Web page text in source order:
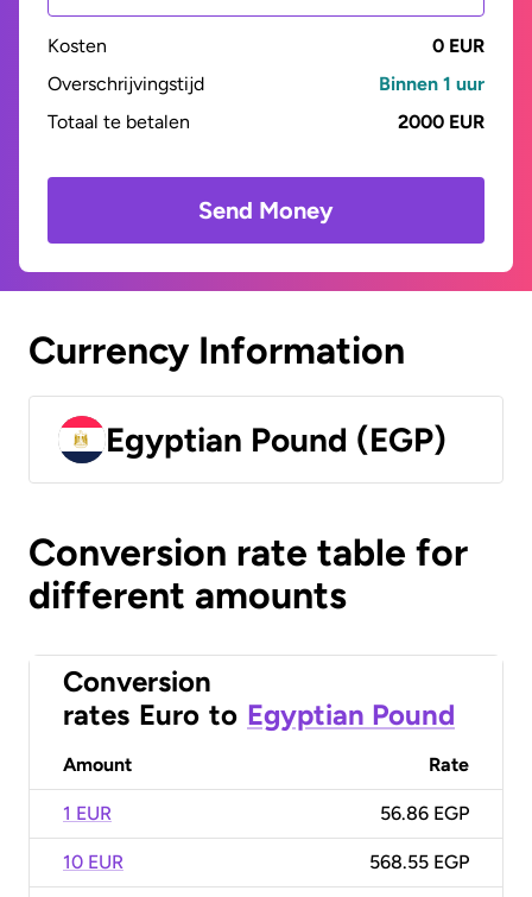
Kosten
0 EUR
Overschrijvingstijd
Binnen 1 uur
Totaal te betalen
2000 EUR
Send Money
Currency Information
Egyptian Pound (EGP)
Conversion rate table for
different amounts
Conversion
rates Euro to Egyptian Pound
Amount Rate
1 EUR 56.86 EGP
10 EUR 568.55 EGP